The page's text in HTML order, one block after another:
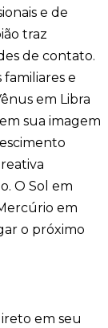
e de
traz
de contato.
familiares e
em Libra
sua imagem
O Sol em
em
o próximo
em seu